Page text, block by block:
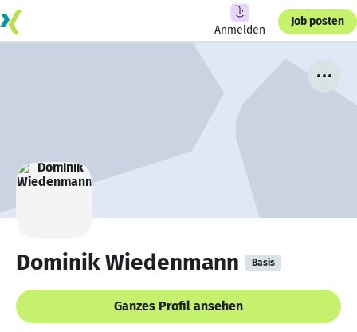
Anmelden
Job posten
Dominik Wiedenmann Basis
Ganzes Profil ansehen